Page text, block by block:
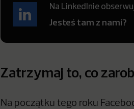
Na LinkedInie
Jesteś tam z nami?
Zatrzymaj to, co
Na początku tego roku